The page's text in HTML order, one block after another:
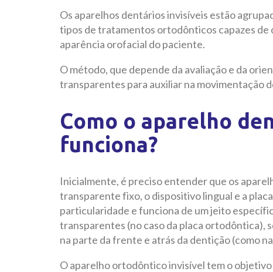
Os aparelhos dentários invisíveis estão
tipos de tratamentos ortodônticos capazes
aparência orofacial do paciente.
O método, que depende da avaliação e da
transparentes para auxiliar na movimentação
Como o aparelho
funciona?
Inicialmente, é preciso entender que os
transparente fixo, o dispositivo lingual e a
particularidade e funciona de um jeito
transparentes (no caso da placa ortodôntica),
na parte da frente e atrás da dentição (como
O aparelho ortodôntico invisível tem o